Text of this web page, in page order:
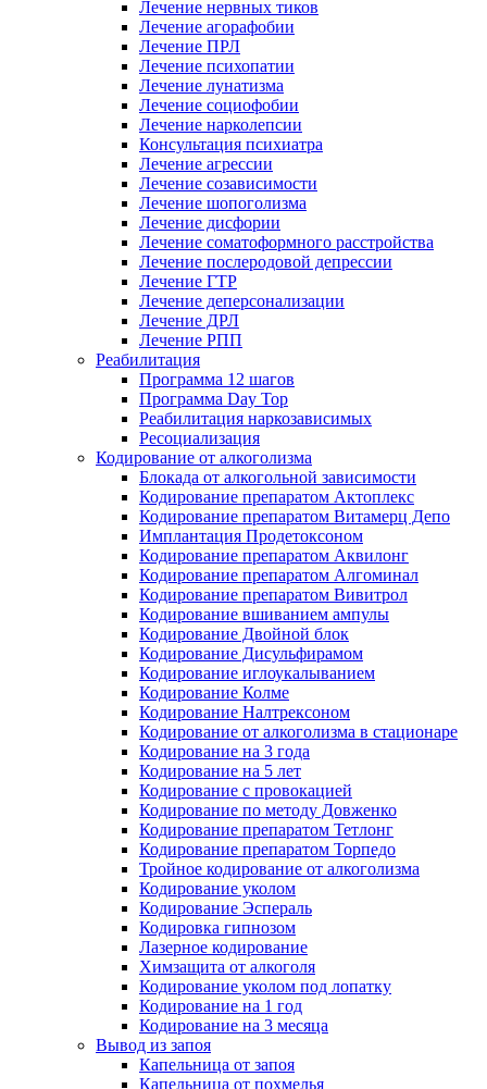
Лечение нервных тиков
Лечение агорафобии
Лечение ПРЛ
Лечение психопатии
Лечение лунатизма
Лечение социофобии
Лечение нарколепсии
Консультация психиатра
Лечение агрессии
Лечение созависимости
Лечение шопоголизма
Лечение дисфории
Лечение соматоформного расстройства
Лечение послеродовой депрессии
Лечение ГТР
Лечение деперсонализации
Лечение ДРЛ
Лечение РПП
Реабилитация
Программа 12 шагов
Программа Day Top
Реабилитация наркозависимых
Ресоциализация
Кодирование от алкоголизма
Блокада от алкогольной зависимости
Кодирование препаратом Актоплекс
Кодирование препаратом Витамерц Депо
Имплантация Продетоксоном
Кодирование препаратом Аквилонг
Кодирование препаратом Алгоминал
Кодирование препаратом Вивитрол
Кодирование вшиванием ампулы
Кодирование Двойной блок
Кодирование Дисульфирамом
Кодирование иглоукалыванием
Кодирование Колме
Кодирование Налтрексоном
Кодирование от алкоголизма в стационаре
Кодирование на 3 года
Кодирование на 5 лет
Кодирование с провокацией
Кодирование по методу Довженко
Кодирование препаратом Тетлонг
Кодирование препаратом Торпедо
Тройное кодирование от алкоголизма
Кодирование уколом
Кодирование Эспераль
Кодировка гипнозом
Лазерное кодирование
Химзащита от алкоголя
Кодирование уколом под лопатку
Кодирование на 1 год
Кодирование на 3 месяца
Вывод из запоя
Капельница от запоя
Капельница от похмелья